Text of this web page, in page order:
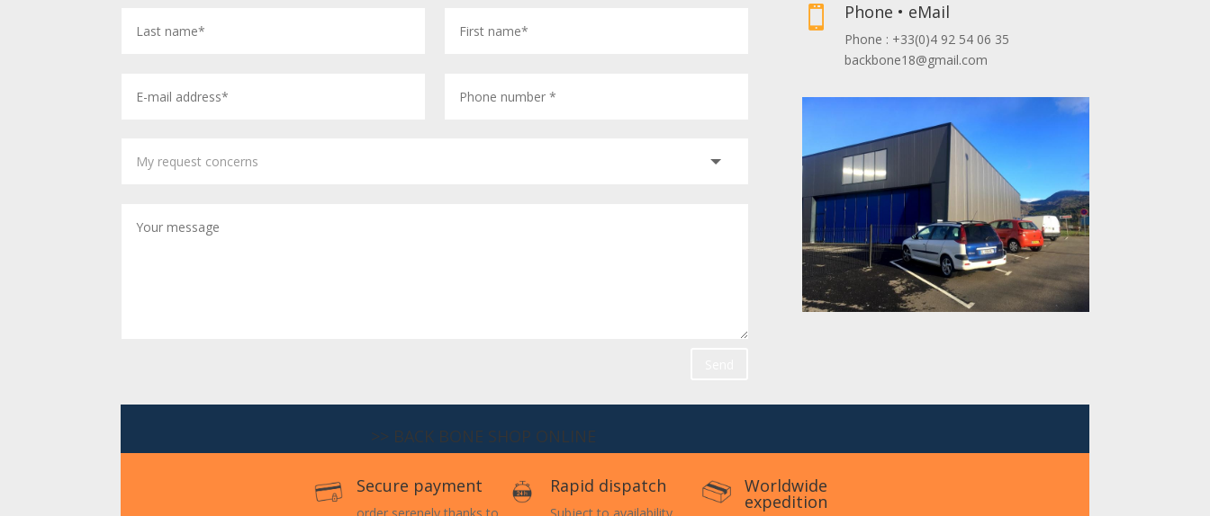
 Phone • eMail
Phone : +33(0)4 92 54 06 35
backbone18@gmail.com
>> BACK BONE SHOP ONLINE
Secure payment Rapid dispatch Worldwide
expedition